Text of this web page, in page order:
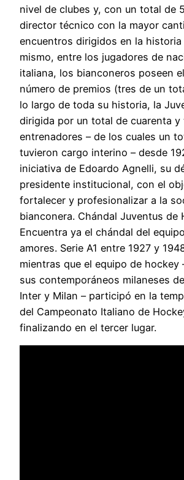
nivel de clubes y, con un total de
director técnico con la mayor
encuentros dirigidos en la historia
mismo, entre los jugadores de
italiana, los bianconeros poseen
número de premios (tres de un
lo largo de toda su historia, la
dirigida por un total de cuarenta y
entrenadores – de los cuales un
tuvieron cargo interino – desde
iniciativa de Edoardo Agnelli, su
presidente institucional, con el
fortalecer y profesionalizar a la
bianconera. Chándal Juventus de
Encuentra ya el chándal del
amores. Serie A1 entre 1927 y
mientras que el equipo de hockey
sus contemporáneos milaneses
Inter y Milan – participó en la
del Campeonato Italiano de
finalizando en el tercer lugar.